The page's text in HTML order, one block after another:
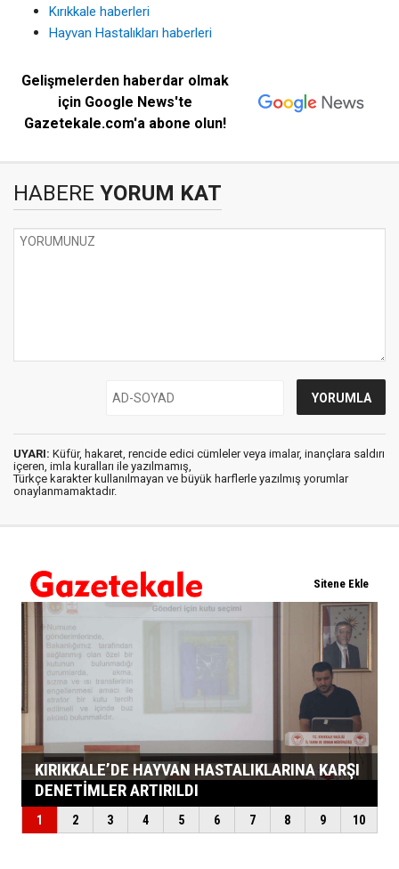
Kırıkkale haberleri
Hayvan Hastalıkları haberleri
Gelişmelerden haberdar olmak
için Google News'te
Gazetekale.com'a abone olun!
HABERE YORUM KAT
UYARI: Küfür, hakaret, rencide edici cümleler veya imalar, inançlara saldırı
içeren, imla kuralları ile yazılmamış,
Türkçe karakter kullanılmayan ve büyük harflerle yazılmış yorumlar
onaylanmamaktadır.